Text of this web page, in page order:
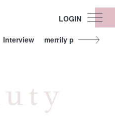
Interview merrily people
LOGIN